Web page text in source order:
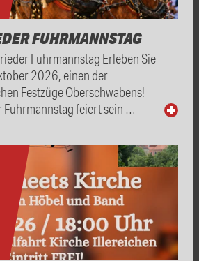
FUHRMANNSTAG
Fuhrmannstag Erleben Sie
2026, einen der
Festzüge Oberschwabens!
Fuhrmannstag feiert sein …